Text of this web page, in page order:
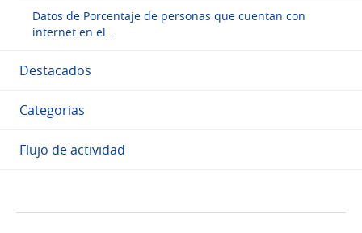
Datos de Porcentaje de personas que cuentan con
internet en el...
Destacados
Categorias
Flujo de actividad